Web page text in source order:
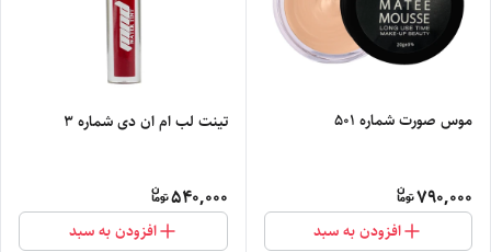
موس صورت شماره 501
790,000
افزودن به سبد
تینت لب ام ان دی شماره 3
540,000
افزودن به سبد